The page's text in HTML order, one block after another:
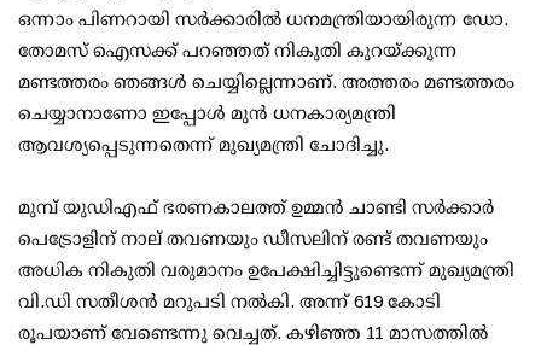
ഒന്നാം പിണറായി സര്‍ക്കാരില്‍ ധനമന്ത്രിയായിരുന്ന ഡോ.
തോമസ് ഐസക്ക് പറഞ്ഞത് നികുതി കുറയ്ക്കുന്ന
മണ്ടത്തരം ഞങ്ങള്‍ ചെയ്യില്ലെന്നാണ്. അത്തരം മണ്ടത്തരം
ചെയ്യാനാണോ ഇപ്പോള്‍ മുന്‍ ധനകാര്യമന്ത്രി
ആവശ്യപ്പെടുന്നതെന്ന് മുഖ്യമന്ത്രി ചോദിച്ചു.
മുമ്പ് യുഡിഎഫ് ഭരണകാലത്ത് ഉമ്മന്‍ ചാണ്ടി സര്‍ക്കാര്‍
പെട്രോളിന് നാല് തവണയും ഡീസലിന് രണ്ട് തവണയും
അധിക നികുതി വരുമാനം ഉപേക്ഷിച്ചിട്ടുണ്ടെന്ന് മുഖ്യമന്ത്രി
വി.ഡി സതീശന്‍ മറുപടി നല്‍കി. അന്ന് 619 കോടി
രൂപയാണ് വേണ്ടെന്നു വെച്ചത്. കഴിഞ്ഞ 11 മാസത്തില്‍